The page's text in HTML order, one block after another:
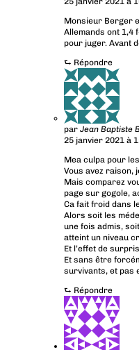
Monsieur Berger
Allemands ont 1,4
pour juger. Avant
⮑ Répondre
par Jean Baptiste
25 janvier 2021 à
Mea culpa pour
Vous avez raison,
Mais comparez
page sur gogole,
Ca fait froid dans
Alors soit les
une fois admis,
atteint un niveau
Et l’effet de
Et sans être
survivants, et pas
⮑ Répondre